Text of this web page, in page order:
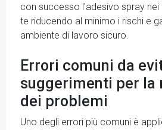
con successo l'adesivo spray
te riducendo al minimo i rischi e
ambiente di lavoro sicuro.
Errori comuni da
suggerimenti per la
dei problemi
Uno degli errori più comuni è